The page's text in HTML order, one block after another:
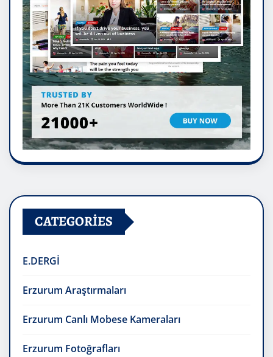
CATEGORIES
E.DERGİ
Erzurum Araştırmaları
Erzurum Canlı Mobese Kameraları
Erzurum Fotoğrafları